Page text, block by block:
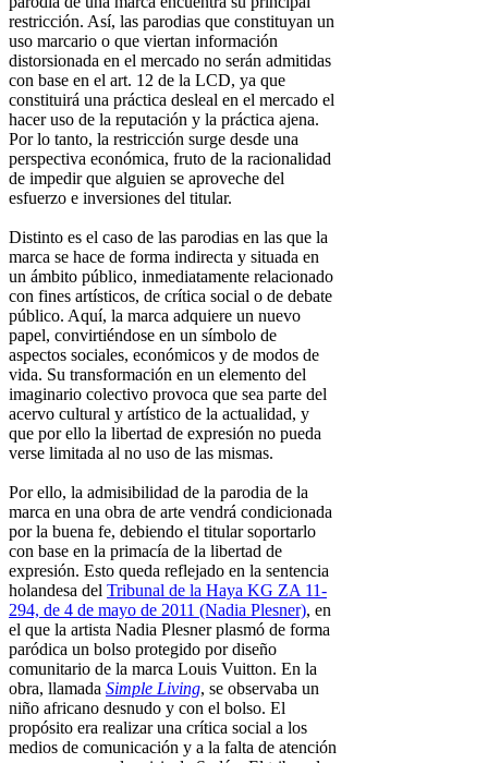
restricción. Así, las parodias que constituyan un
uso marcario o que viertan información
distorsionada en el mercado no serán admitidas
con base en el art. 12 de la LCD, ya que
constituirá una práctica desleal en el mercado el
hacer uso de la reputación y la práctica ajena.
Por lo tanto, la restricción surge desde una
perspectiva económica, fruto de la racionalidad
de impedir que alguien se aproveche del
esfuerzo e inversiones del titular.
Distinto es el caso de las parodias en las que la
marca se hace de forma indirecta y situada en
un ámbito público, inmediatamente relacionado
con fines artísticos, de crítica social o de debate
público. Aquí, la marca adquiere un nuevo
papel, convirtiéndose en un símbolo de
aspectos sociales, económicos y de modos de
vida. Su transformación en un elemento del
imaginario colectivo provoca que sea parte del
acervo cultural y artístico de la actualidad, y
que por ello la libertad de expresión no pueda
verse limitada al no uso de las mismas.
Por ello, la admisibilidad de la parodia de la
marca en una obra de arte vendrá condicionada
por la buena fe, debiendo el titular soportarlo
con base en la primacía de la libertad de
expresión. Esto queda reflejado en la sentencia
holandesa del Tribunal de la Haya KG ZA 11-
294, de 4 de mayo de 2011 (Nadia Plesner), en
el que la artista Nadia Plesner plasmó de forma
paródica un bolso protegido por diseño
comunitario de la marca Louis Vuitton. En la
obra, llamada Simple Living, se observaba un
niño africano desnudo y con el bolso. El
propósito era realizar una crítica social a los
medios de comunicación y a la falta de atención